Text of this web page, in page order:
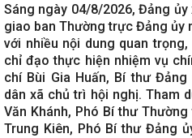
Sáng ngày 04/8/2026, Đảng
giao ban Thường trực Đảng ủy
với nhiều nội dung quan
chỉ đạo thực hiện nhiệm vụ
chí Bùi Gia Huấn, Bí thư
dân xã chủ trì hội nghị. Tham
Văn Khánh, Phó Bí thư
Trung Kiên, Phó Bí thư Đảng